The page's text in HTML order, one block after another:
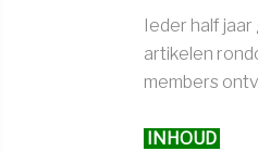
Ieder half
artikelen
members
INHOUD